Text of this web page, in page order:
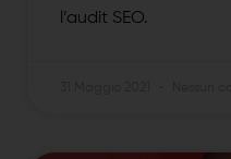
l’audit SEO.